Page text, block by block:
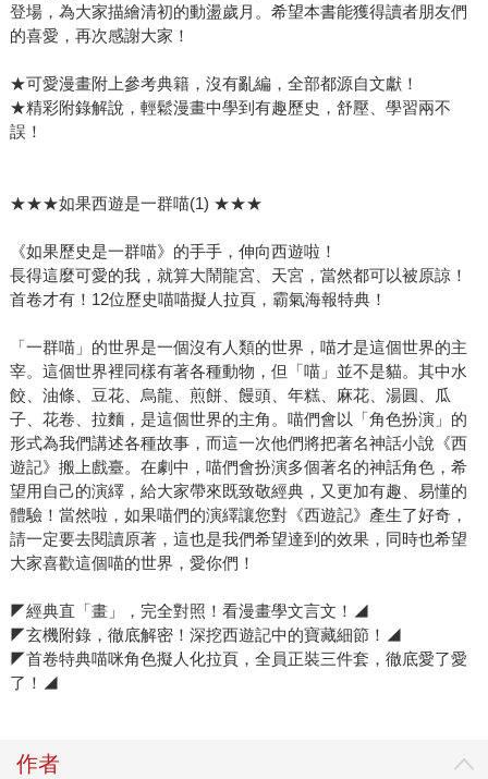
登場，為大家描繪清初的動盪歲月。希望本書能獲得讀者朋友們
的喜愛，再次感謝大家！
★可愛漫畫附上參考典籍，沒有亂編，全部都源自文獻！
★精彩附錄解說，輕鬆漫畫中學到有趣歷史，舒壓、學習兩不
誤！
★★★如果西遊是一群喵(1) ★★★
《如果歷史是一群喵》的手手，伸向西遊啦！
長得這麼可愛的我，就算大鬧龍宮、天宮，當然都可以被原諒！
首卷才有！12位歷史喵喵擬人拉頁，霸氣海報特典！
「一群喵」的世界是一個沒有人類的世界，喵才是這個世界的主
宰。這個世界裡同樣有著各種動物，但「喵」並不是貓。其中水
餃、油條、豆花、烏龍、煎餅、饅頭、年糕、麻花、湯圓、瓜
子、花卷、拉麵，是這個世界的主角。喵們會以「角色扮演」的
形式為我們講述各種故事，而這一次他們將把著名神話小說《西
遊記》搬上戲臺。在劇中，喵們會扮演多個著名的神話角色，希
望用自己的演繹，給大家帶來既致敬經典，又更加有趣、易懂的
體驗！當然啦，如果喵們的演繹讓您對《西遊記》產生了好奇，
請一定要去閱讀原著，這也是我們希望達到的效果，同時也希望
大家喜歡這個喵的世界，愛你們！
◤經典直「畫」，完全對照！看漫畫學文言文！◢
◤玄機附錄，徹底解密！深挖西遊記中的寶藏細節！◢
◤首卷特典喵咪角色擬人化拉頁，全員正裝三件套，徹底愛了愛
了！◢
作者